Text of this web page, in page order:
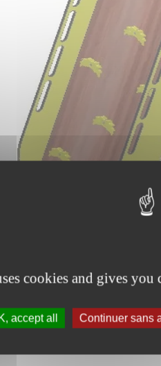
cookies and gives
accept all Continuer sans